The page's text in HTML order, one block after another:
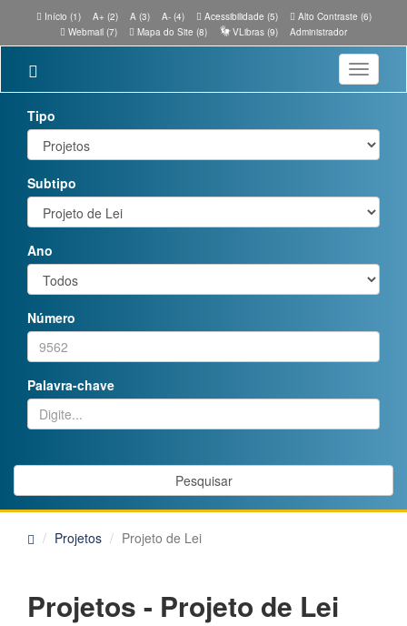
Início (1) A+ (2) A (3) A- (4) Acessibilidade (5)
Alto Contraste (6)
Webmail (7)
Mapa do Site (8) VLibras (9) Administrador
Toggle
Tipo
Subtipo
Ano
Número
Palavra-chave
Pesquisar
Projetos Projeto de Lei
Projetos - Projeto de Lei